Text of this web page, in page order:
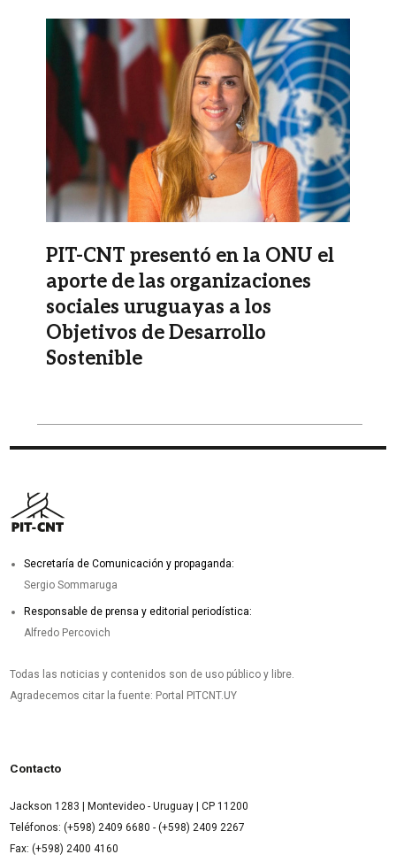
Imagen
PIT-CNT presentó en la ONU el
aporte de las organizaciones
sociales uruguayas a los
Objetivos de Desarrollo
Sostenible
Secretaría de Comunicación y propaganda:
Sergio Sommaruga
Responsable de prensa y editorial periodística:
Alfredo Percovich
Todas las noticias y contenidos son de uso público y libre.
Agradecemos citar la fuente: Portal PITCNT.UY
Contacto
Jackson 1283 | Montevideo - Uruguay | CP 11200
Teléfonos: (+598) 2409 6680 - (+598) 2409 2267
Fax: (+598) 2400 4160